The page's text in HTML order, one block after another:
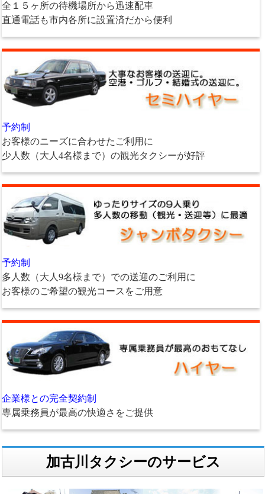
全１５ヶ所の待機場所から迅速配車
直通電話も市内各所に設置済だから便利
予約制
お客様のニーズに合わせたご利用に
少人数（大人4名様まで）の観光タクシーが好評
予約制
多人数（大人9名様まで）での送迎のご利用に
お客様のご希望の観光コースをご用意
企業様との完全契約制
専属乗務員が最高の快適さをご提供
加古川タクシーのサービス